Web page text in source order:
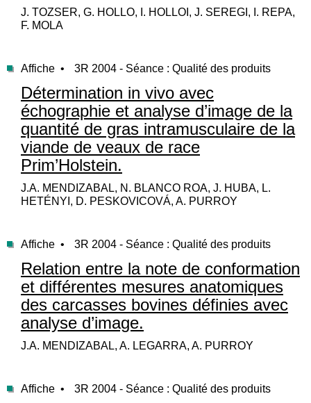
J. TOZSER, G. HOLLO, I. HOLLOI, J. SEREGI, I. REPA,
F. MOLA
Affiche • 3R 2004 - Séance : Qualité des produits
Détermination in vivo avec
échographie et analyse d’image de la
quantité de gras intramusculaire de la
viande de veaux de race
Prim’Holstein.
J.A. MENDIZABAL, N. BLANCO ROA, J. HUBA, L.
HETÉNYI, D. PESKOVICOVÁ, A. PURROY
Affiche • 3R 2004 - Séance : Qualité des produits
Relation entre la note de conformation
et différentes mesures anatomiques
des carcasses bovines définies avec
analyse d’image.
J.A. MENDIZABAL, A. LEGARRA, A. PURROY
Affiche • 3R 2004 - Séance : Qualité des produits